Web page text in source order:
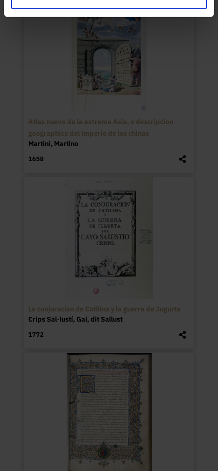
Atlas nuevo de la extrema Asia, o descripcion
geographica del imperio de los chinas
Martini, Martino
1658
La conjuracion de Catilina y la guerra de Jugurta
Crips Sal·lustí, Gai, dit Sallust
1772